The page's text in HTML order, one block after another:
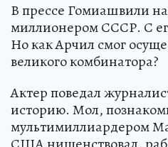
В прессе Гомиашвили
миллионером СССР. С
Но как Арчил смог
великого комбинатора?
Актер поведал
историю. Мол,
мультимиллиардером